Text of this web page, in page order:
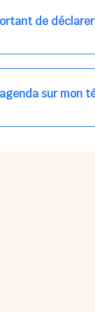
de déclarer
enfants à
car les repas sont
sur mon
sur l'App Store